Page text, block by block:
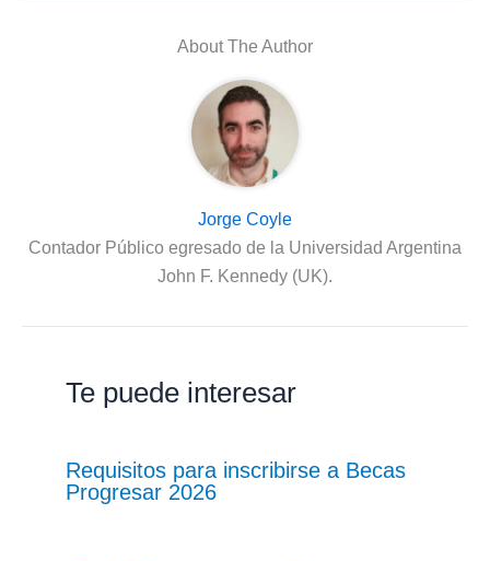
About The Author
Jorge Coyle
Contador Público egresado de la Universidad Argentina
John F. Kennedy (UK).
Te puede interesar
Requisitos para inscribirse a Becas
Progresar 2026